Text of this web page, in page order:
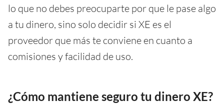
lo que no debes preocuparte por que le pase algo
a tu dinero, sino solo decidir si XE es el
proveedor que más te conviene en cuanto a
comisiones y facilidad de uso.
¿Cómo mantiene seguro tu dinero XE?